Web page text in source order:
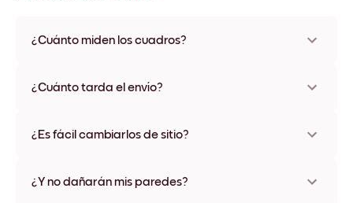
¿Cuánto miden los cuadros?
opción única de 56x112 cm. Disponible en varios materiales y
¿Cuánto tarda el envío?
disponibles en algunos países. Te enviaremos un número de
¿Es fácil cambiarlos de sitio?
ningún daño
¿Y no dañarán mis paredes?